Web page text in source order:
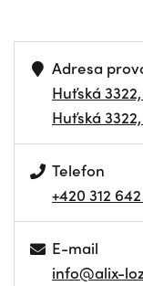
Adresa
Huťská
Huťská
Telefon
+420 312
E-mail
info@alix-